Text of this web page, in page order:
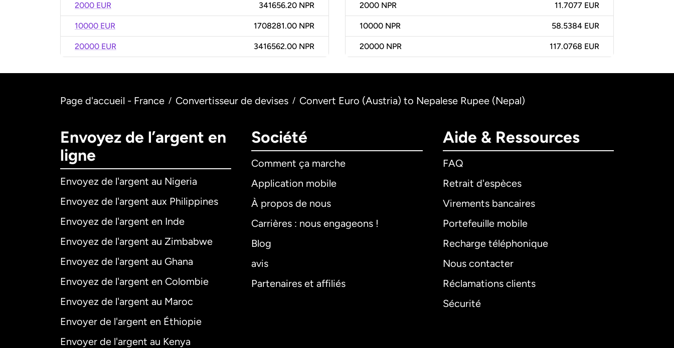
2000 EUR 341656.20 NPR
10000 EUR 1708281.00 NPR
20000 EUR 3416562.00 NPR
2000 NPR 11.7077 EUR
10000 NPR 58.5384 EUR
20000 NPR 117.0768 EUR
Page d'accueil - France / Convertisseur de devises / Convert Euro (Austria) to Nepalese Rupee (Nepal)
Envoyez de l’argent en
ligne
Envoyez de l'argent au Nigeria
Envoyez de l'argent aux Philippines
Envoyez de l'argent en Inde
Envoyez de l'argent au Zimbabwe
Envoyez de l'argent au Ghana
Envoyez de l'argent en Colombie
Envoyez de l'argent au Maroc
Envoyer de l'argent en Éthiopie
Envoyer de l'argent au Kenya
Société
Comment ça marche
Application mobile
À propos de nous
Carrières : nous engageons !
Blog
avis
Partenaires et affiliés
Aide & Ressources
FAQ
Retrait d'espèces
Virements bancaires
Portefeuille mobile
Recharge téléphonique
Nous contacter
Réclamations clients
Sécurité